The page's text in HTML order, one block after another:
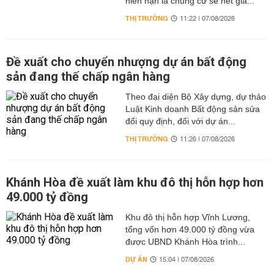
THỊ TRƯỜNG 11:22 | 07/08/2026
Đề xuất cho chuyển nhượng dự án bất động
sản đang thế chấp ngân hàng
Theo đại diện Bộ Xây dựng, dự thảo
Luật Kinh doanh Bất động sản sửa
đổi quy định, đối với dự án...
THỊ TRƯỜNG 11:26 | 07/08/2026
Khánh Hòa đề xuất làm khu đô thị hỗn hợp hơn
49.000 tỷ đồng
Khu đô thị hỗn hợp Vĩnh Lương,
tổng vốn hơn 49.000 tỷ đồng vừa
được UBND Khánh Hòa trình...
DỰ ÁN 15:04 | 07/08/2026